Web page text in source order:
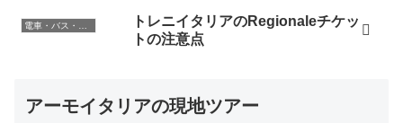
トレニイタリアのRegionaleチケッ
トの注意点
アーモイタリアの現地ツアー